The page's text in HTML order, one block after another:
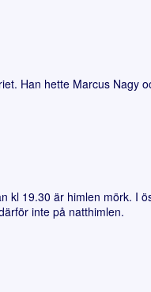
Han hette Marcus
kl 19.30 är himlen mörk.
inte på natthimlen.